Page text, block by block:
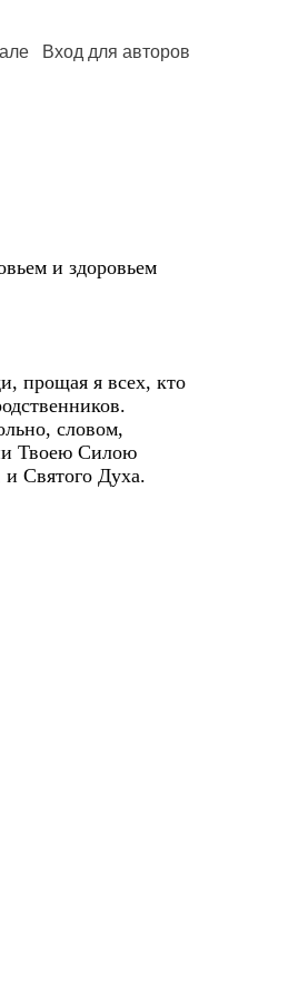
Вход для авторов
и здоровьем
прощая я всех, кто
словом,
Твоею Силою
Святого Духа.